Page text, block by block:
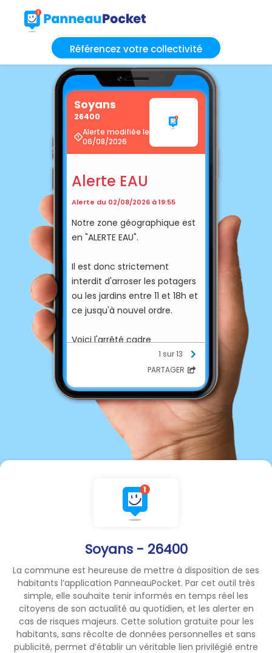
Référencez votre collectivité
Soyans - 26400
La commune est heureuse de mettre à disposition de ses
habitants l’application PanneauPocket. Par cet outil très
simple, elle souhaite tenir informés en temps réel les
citoyens de son actualité au quotidien, et les alerter en
cas de risques majeurs. Cette solution gratuite pour les
habitants, sans récolte de données personnelles et sans
publicité, permet d’établir un véritable lien privilégié entre
Soyans
26400
Alerte modifiée le
06/08/2026
Alerte EAU
Alerte du 02/08/2026 à 19:55
Notre zone géographique est
en "ALERTE EAU".
Il est donc strictement
interdit d'arroser les potagers
ou les jardins entre 11 et 18h et
ce jusqu'à nouvel ordre.
Voici l'arrêté cadre
ud.ovh.net/arrete-
cadre/30437/AP%20Cadre%2
026-2024-04-30-
00001_et_annexes.pdf
1 sur 13
PARTAGER